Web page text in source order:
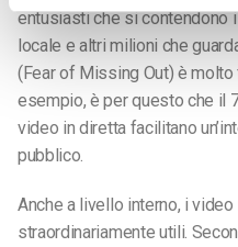
entusiasti che si contendono
locale e altri milioni che
(Fear of Missing Out) è
esempio, è per questo che il
video in diretta facilitano
pubblico.
Anche a livello interno, i
straordinariamente utili.